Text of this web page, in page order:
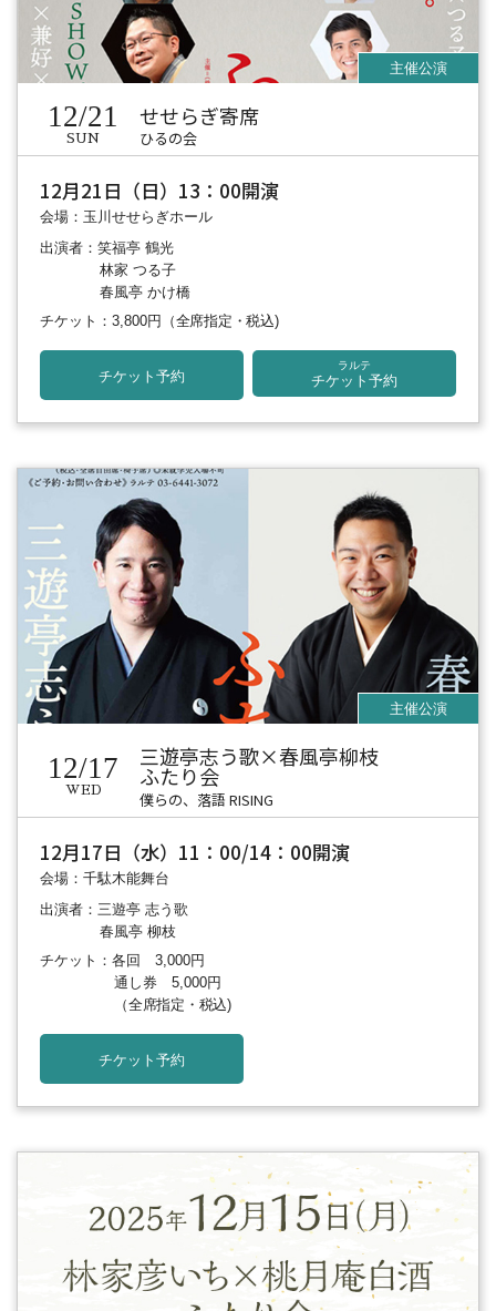
12/21
SUN
せせらぎ寄席
ひるの会
12月21日（日）13：00開演
会場：玉川せせらぎホール
出演者：笑福亭 鶴光
林家 つる子
春風亭 かけ橋
チケット：3,800円
（全席指定・税込)
チケット予約
ラルテ
チケット予約
12/17
WED
三遊亭志う歌×春風亭柳枝
ふたり会
僕らの、落語 RISING
12月17日（水）11：00/14：00開演
会場：千駄木能舞台
出演者：三遊亭 志う歌
春風亭 柳枝
チケット：各回 3,000円
通し券 5,000円
（全席指定・税込)
チケット予約